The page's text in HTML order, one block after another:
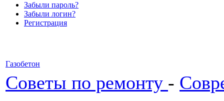
Забыли пароль?
Забыли логин?
Регистрация
Газобетон
Советы по ремонту -